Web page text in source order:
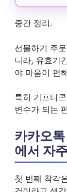
중간 정리.
선물하기 주
니라, 유효기
야 마음이 편
특히 기프티
변수가 되는
카카오
에서 자
첫 번째 착각